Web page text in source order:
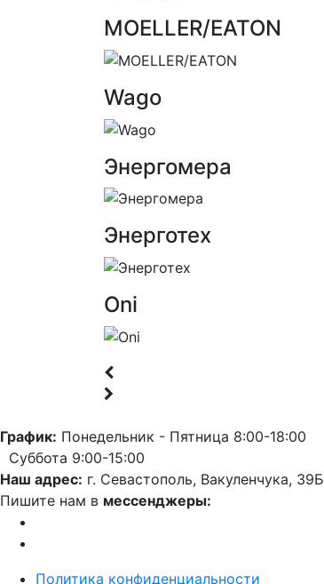
MOELLER/EATON
Wago
Энергомера
Энерготех
Oni
График: Понедельник - Пятница 8:00-18:00
Суббота 9:00-15:00
Наш адрес: г. Севастополь, Вакуленчука, 39Б
Пишите нам в мессенджеры:
Политика конфиденциальности